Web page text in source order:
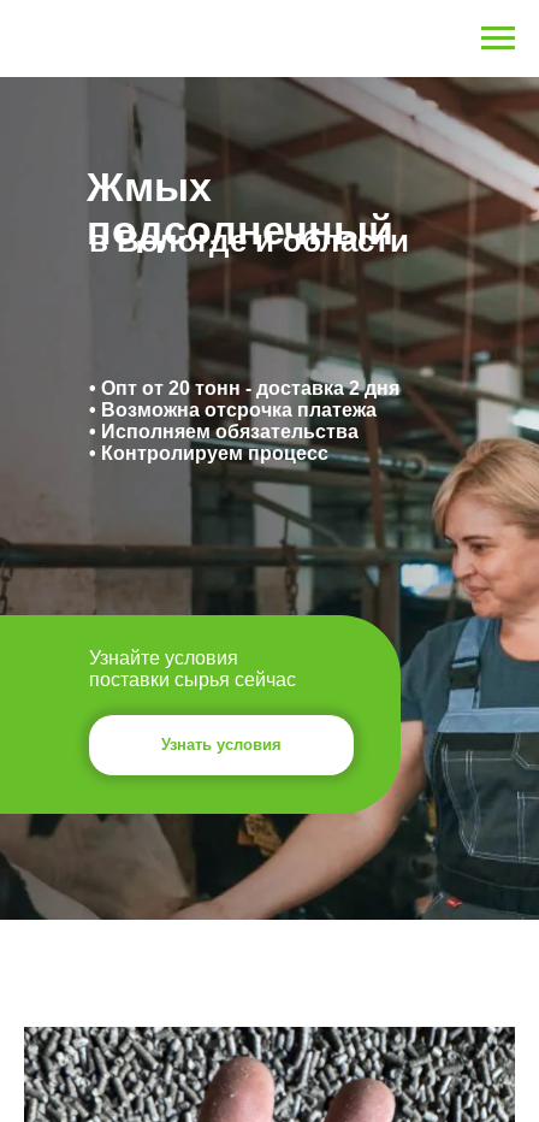
Жмых
подсолнечный
Узнайте условия
поставки сырья сейчас
• Опт от 20 тонн - доставка 2 дня
• Возможна отсрочка платежа
• Исполняем обязательства
• Контролируем процесс
Узнать условия
в Вологде и области